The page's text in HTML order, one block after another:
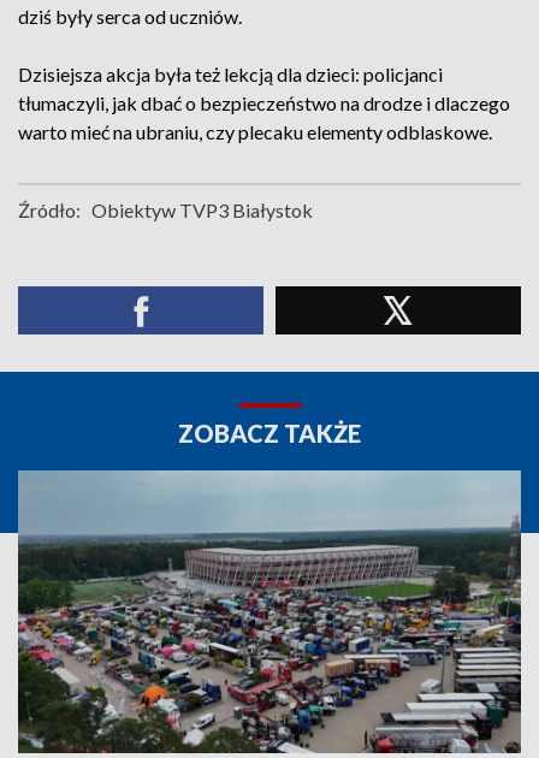
dziś były serca od uczniów.
Dzisiejsza akcja była też lekcją dla dzieci: policjanci
tłumaczyli, jak dbać o bezpieczeństwo na drodze i dlaczego
warto mieć na ubraniu, czy plecaku elementy odblaskowe.
Źródło: Obiektyw TVP3 Białystok
ZOBACZ TAKŻE